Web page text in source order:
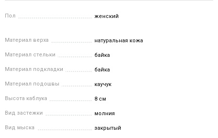
Пол женский
Материал верха натуральная кожа
Материал стельки байка
Материал подкладки байка
Материал подошвы каучук
Высота каблука 8 см
Вид застежки молния
Вид мыска закрытый